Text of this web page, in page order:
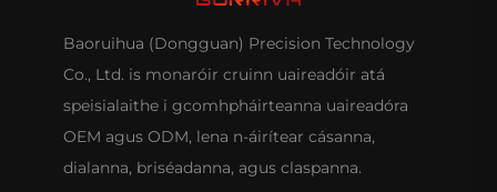
Baoruihua (Dongguan) Precision Technology
Co., Ltd. is monaróir cruinn uaireadóir atá
speisialaithe i gcomhpháirteanna uaireadóra
OEM agus ODM, lena n-áirítear cásanna,
dialanna, briséadanna, agus claspanna.